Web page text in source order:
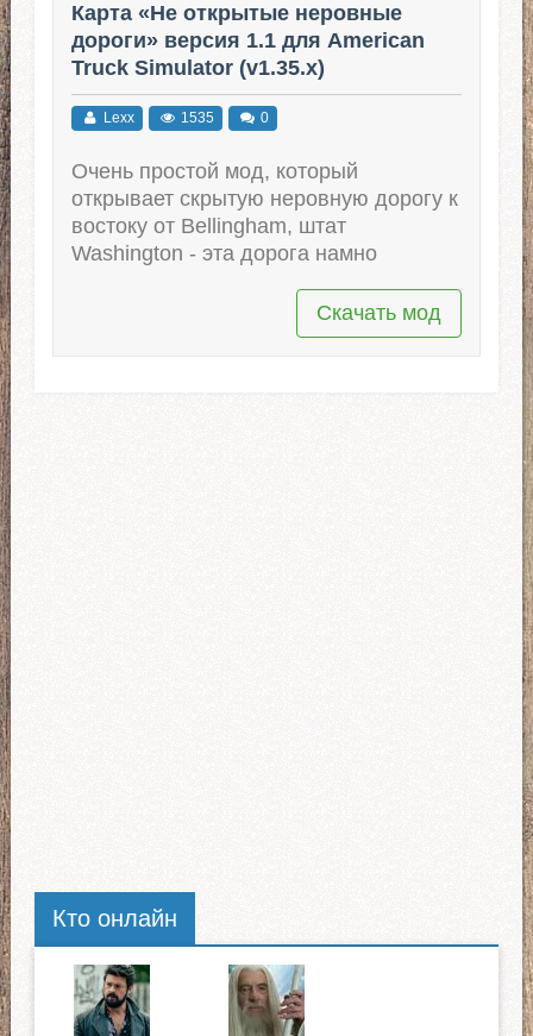
Карта «Не открытые неровные
дороги» версия 1.1 для American
Truck Simulator (v1.35.x)
Lexx 1535 0
Очень простой мод, который
открывает скрытую неровную дорогу к
востоку от Bellingham, штат
Washington - эта дорога намно
Скачать мод
Кто онлайн